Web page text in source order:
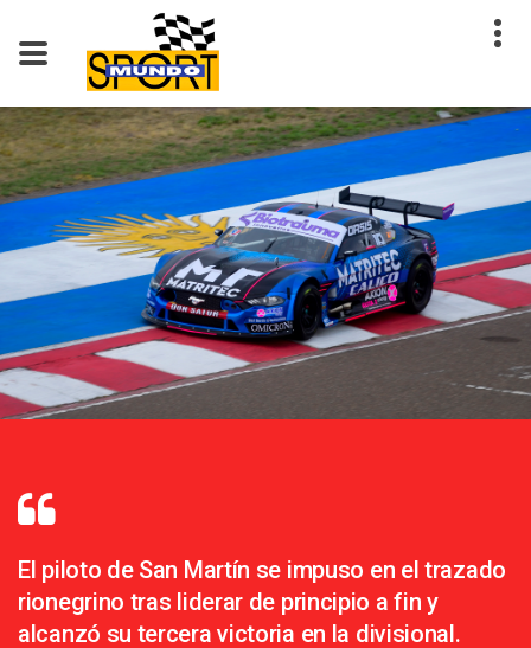
El piloto de San Martín se impuso en el trazado
rionegrino tras liderar de principio a fin y
alcanzó su tercera victoria en la divisional.